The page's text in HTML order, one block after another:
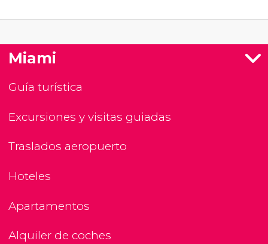
Miami
Guía turística
Excursiones y visitas guiadas
Traslados aeropuerto
Hoteles
Apartamentos
Alquiler de coches